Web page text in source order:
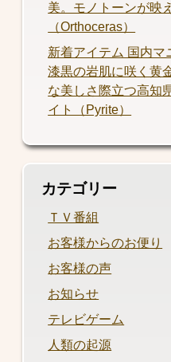
美。モノトーンが映
（Orthoceras）
新着アイテム 国内マ
漆黒の岩肌に咲く
な美しさ際立つ高知
イト（Pyrite）
カテゴリー
ＴＶ番組
お客様からのお便り
お客様の声
お知らせ
テレビゲーム
人類の起源